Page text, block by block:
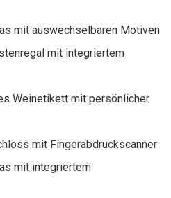
mit auswechselbaren Motiven
mit integriertem
Weinetikett mit persönlicher
mit Fingerabdruckscanner
mit integriertem